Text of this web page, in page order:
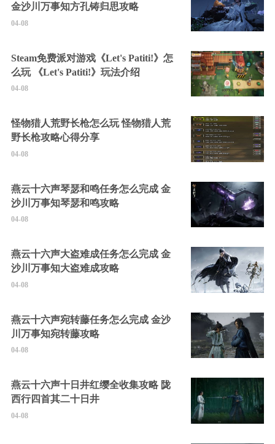
金沙川万事知方孔铸归思攻略
04-08
Steam免费派对游戏《Let's Patiti!》怎
么玩 《Let's Patiti!》玩法介绍
04-08
怪物猎人荒野长枪怎么玩 怪物猎人荒
野长枪攻略心得分享
04-08
燕云十六声琴瑟和鸣任务怎么完成 金
沙川万事知琴瑟和鸣攻略
04-08
燕云十六声大盗难成任务怎么完成 金
沙川万事知大盗难成攻略
04-08
燕云十六声宛转藤任务怎么完成 金沙
川万事知宛转藤攻略
04-08
燕云十六声十日井红缨全收集攻略 陇
西行四首其二十日井
04-08